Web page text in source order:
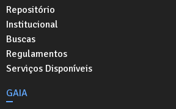
Repositório
Institucional
Buscas
Regulamentos
Serviços Disponíveis
GAIA